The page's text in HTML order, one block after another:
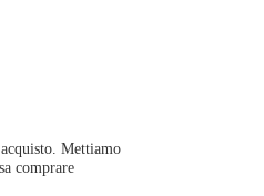
Mettiamo
comprare